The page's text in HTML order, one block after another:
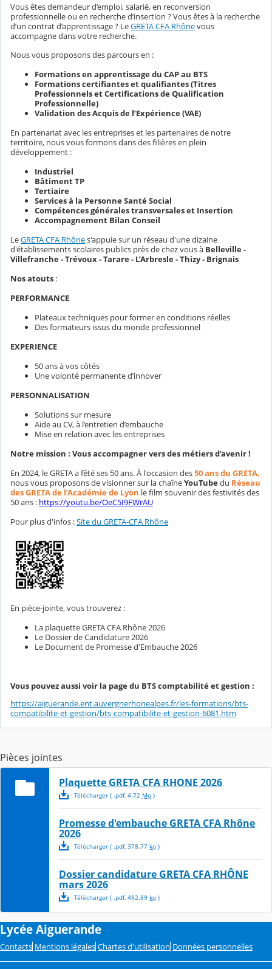
Vous êtes demandeur d’emploi, salarié, en reconversion
professionnelle ou en recherche d’insertion ? Vous êtes à la recherche
d’un contrat d’apprentissage ? LeGRETA CFA Rhônevous
accompagne dans votre recherche.
Nous vous proposons des parcours en :
Formations en apprentissage du CAP au BTS
Formations certifiantes et qualifiantes (Titres
Professionnels et Certifications de Qualification
Professionnelle)
Validation des Acquis de l’Expérience (VAE)
En partenariat avec les entreprises et les partenaires de notre
territoire, nous vous formons dans des filières en plein
développement :
Industriel
Bâtiment TP
Tertiaire
Services à la Personne Santé Social
Compétences générales transversales et Insertion
Accompagnement Bilan Conseil
LeGRETA CFA Rhônes'appuie sur un réseau d'une dizaine
d'établissements scolaires publics près de chez vous à Belleville -
Villefranche - Trévoux - Tarare - L’Arbresle - Thizy - Brignais
Nos atouts :
PERFORMANCE
Plateaux techniques pour former en conditions réelles
Des formateurs issus du monde professionnel
EXPERIENCE
50 ans à vos côtés
Une volonté permanente d’innover
PERSONNALISATION
Solutions sur mesure
Aide au CV, à l’entretien d’embauche
Mise en relation avec les entreprises
Notre mission : Vous accompagner vers des métiers d’avenir !
En 2024, le GRETA a fêté ses 50 ans. À l'occasion des50 ans du GRETA,
nous vous proposons de visionner sur la chaîneYouTubedu Réseau
des GRETA de l’Académie de Lyon le film souvenir des festivités des
50 ans : https://youtu.be/OeC5I9FWrAU
Pour plus d'infos :Site du GRETA-CFA Rhône
En pièce-jointe, vous trouverez :
La plaquette GRETA CFA Rhône 2026
Le Dossier de Candidature 2026
Le Document de Promesse d'Embauche 2026
Vous pouvez aussi voir la page du BTS comptabilité et gestion :
https://aiguerande.ent.auvergnerhonealpes.fr/les-formations/bts-
compatibilite-et-gestion/bts-compatibilite-et-gestion-6081.htm
Pièces jointes
Plaquette GRETA CFA RHONE 2026
Télécharger( .pdf, 4.72 Mo)
Promesse d'embauche GRETA CFA Rhône
2026
Télécharger( .pdf, 378.77 ko)
Dossier candidature GRETA CFA RHÔNE
mars 2026
Télécharger( .pdf, 492.89 ko)
Lycée Aiguerande
Contacts Mentions légales Chartes d'utilisation Données personnelles